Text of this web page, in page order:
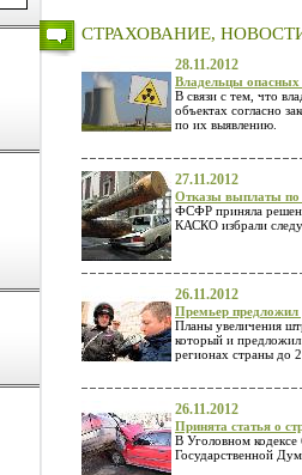
СТРАХОВАНИЕ,
28.11.2012
Владельцы опасных
В связи с тем, что
объектах согласно
по их выявлению.
27.11.2012
Отказы выплаты
ФСФР приняла
КАСКО избрали
26.11.2012
Премьер предложил
Планы увеличения
который и
регионах страны до
26.11.2012
Принята статья о
В Уголовном кодексе
Государственной